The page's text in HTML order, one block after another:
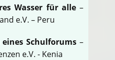
Wasser für alle–
e.V. – Peru
eines Schulforums –
e.V. - Kenia